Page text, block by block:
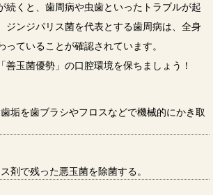
続くと、歯周病や虫歯といったトラブルが起
ジンジパリス菌を代表とする歯周病は、全身
っていることが確認されています。
善玉菌優勢」の口腔環境を保ちましょう！
垢を歯ブラシやフロスなどで機械的にかき取
剤で残った悪玉菌を除菌する。